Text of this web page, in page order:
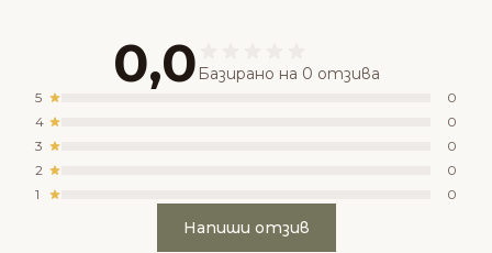
0,0 Базирано на 0 отзива
5
0
4
0
3
0
2
0
1
0
Напиши отзив